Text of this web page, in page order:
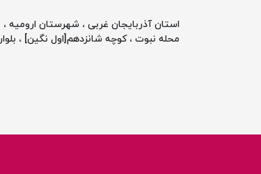
استان آذربایجان غربی ، شهرستان ارومیه
محله نبوت ، کوچه شانزدهم[اول نگین] ، بلوار نبوت ،